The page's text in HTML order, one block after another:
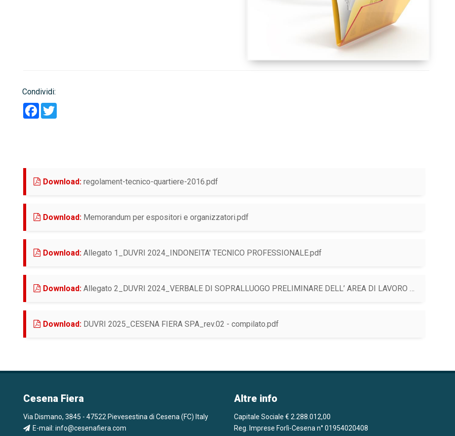
Condividi:
Facebook
Download: regolament-tecnico-quartiere-2016.pdf(si apre in una nuova finestra)
Download: Memorandum per espositori e organizzatori.pdf(si apre in una nuova finestra)
Download: Allegato 1_DUVRI 2024_INDONEITA' TECNICO PROFESSIONALE.pdf(si apre in una nuova finestra)
Download: Allegato 2_DUVRI 2024_VERBALE DI SOPRALLUOGO PRELIMINARE DELL’ AREA DI LAVORO E SCAMBIO DELLA DOCUMENTAZIONE .pdf
Download: DUVRI 2025_CESENA FIERA SPA_rev.02 - compilato.pdf(si apre in una nuova finestra)
Cesena Fiera
Via Dismano, 3845 - 47522 Pievesestina di Cesena (FC) Italy
E-mail: info@cesenafiera.com
Altre info
Capitale Sociale € 2.288.012,00
Reg. Imprese Forlì-Cesena n° 01954020408